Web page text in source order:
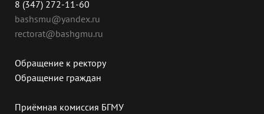
8 (347) 272-11-60
bashsmu@yandex.ru
rectorat@bashgmu.ru
Обращение к ректору
Обращение граждан
Приёмная комиссия БГМУ